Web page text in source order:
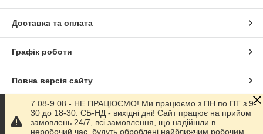
Доставка та оплата
Графік роботи
Повна версія сайту
Сайт створено на маркетплейсіProm.ua
7.08-9.08 - НЕ ПРАЦЮЄМО! Ми працюємо з ПН по ПТ з 9-
30 до 18-30. СБ-НД - вихідні дні! Сайт працює на прийом
замовлень 24/7, всі замовлення, що надійшли в
неробочий час, будуть оброблені найближчим робочим